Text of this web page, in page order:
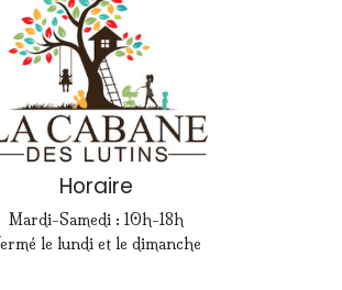
Horaire
Mardi-Samedi : 10h-18h
le lundi et le dimanche